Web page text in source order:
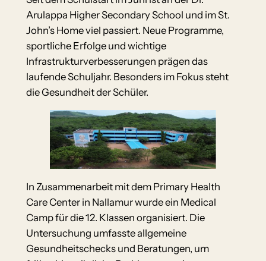
Arulappa Higher Secondary School und im St.
John’s Home viel passiert. Neue Programme,
sportliche Erfolge und wichtige
Infrastrukturverbesserungen prägen das
laufende Schuljahr. Besonders im Fokus steht
die Gesundheit der Schüler.
In Zusammenarbeit mit dem Primary Health
Care Center in Nallamur wurde ein Medical
Camp für die 12. Klassen organisiert. Die
Untersuchung umfasste allgemeine
Gesundheitschecks und Beratungen, um